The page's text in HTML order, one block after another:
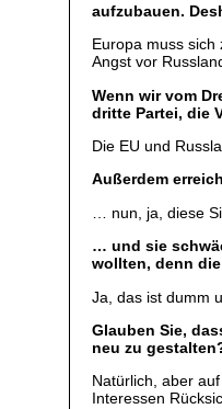
aufzubauen.
Europa muss
Angst vor
Wenn wir vom
dritte Partei, die
Die EU und
Außerdem
… nun, ja, diese
… und sie
wollten, denn
Ja, das ist dumm
Glauben Sie,
neu zu
Natürlich, aber
Interessen